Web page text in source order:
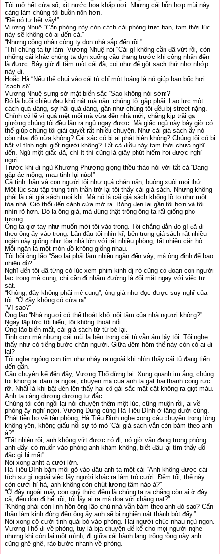
Tôi mở hết cửa sổ, xịt nước hoa khắp nơi. Nhưng cái hỗn hợp mùi này
càng làm chúng tôi buồn nôn hơn.
“Để nó tự hết vậy!”
Vương Nhuệ “Căn phòng này còn cách cái phòng trực ban, tạm thời lúc
này sẽ không có ai đến cả.”
“Nhưng công nhân công ty dọn nhà sắp đến rồi.”
“Thì chúng ta tự làm” Vương Nhuệ nói “Cái gì không cần đã vứt rồi, còn
những cái khác chúng ta dọn xuống cầu thang trước khi công nhân đến
là được. Bây giờ đi tắm một cái đã, coi như để gột sạch thứ nhơ nhớp
này đi.
Hoắc Hà “Nếu thế chui vào cái tủ chỉ một loáng là nó giúp bạn bốc hơi
‘sạch sẽ’”.
Vương Nhuệ sựng sờ mặt biến sắc “Sao không nói sớm?”
Đó là buổi chiều đau khổ nất mà năm chúng tôi gặp phải. Lao lực một
cách quá đáng, sợ hãi quá đáng, gần như chúng tôi đều bị street nặng.
Chính có lẽ vì quá mệt mỏi mà vừa đến nhà mới, chẳng kịp trải ga
giường chúng tôi đều lăn ra ngủ ngay được. Mà giấc ngủ này bây giờ có
thể giúp chúng tôi giải quyết rất nhiều chuyện. Như cái giá sách ấy nó
còn nhai đồ nữa không? Cái xác có bị ai phát hiện không? Chúng tôi có bị
bắt vì tình nghi giết người không? Tất cả điều này tạm thời chưa nghĩ
đến. Ngủ một giấc đã, chí ít thì cũng là giây phút hiếm hoi được nghỉ
ngơi.
Trước khi đi ngủ Khương Phượng giọng thều thào nói với tất cả “Đang
gặp ác mộng, mau tỉnh lại nào!”
Cả tinh thần và con người tôi như quá chán nản, buông xuôi mọi thứ.
Một lúc sau tập trung tinh thần trờ lại tôi thấy cái giá sách. Nhưng không
phải là cái giá sách mọi khi. Mà nó là cái giá sách khổng lồ to như một
tòa nhà. Gió thổi đến cánh cửa mở ra. Bóng đen lại gần tôi hơn và tôi
nhìn rõ hơn. Đó là ông già, mà đúng thật trông ông ta rất giống pho
tượng.
Ông ta giơ tay như muốn mời tôi vào trong. Tôi chẳng đắn đo gì đã đi
theo ông ấy vào trong. Lần đầu tôi nhìn kĩ, bên trong giá sách rất nhiều
ngăn này giống như tòa nhà lớn với rất nhiều phòng, tất nhiều căn hộ.
Mỗi ngăn là một món đồ không giống nhau.
Tôi hỏi ông lão “Sao lại phải làm nhiều ngăn đến vậy, mà ông định để bao
nhiêu đồ?”
Nghĩ đến tôi đã từng có lúc xem phim kinh dị nó cũng có đoạn con người
lạc trong mê cung, chỉ cần đi nhầm đường là đối mặt ngay với việc tự
sát.
“Không, đây không phải mê cung”, ông già như đọc được suy nghĩ của
tôi. “Ở đây không có cửa ra”.
“Vì sao?”
Ông lão “Nhà ngươi có thể thoát khỏi nội tâm của nhà ngươi không?”
Ngay lập tức tôi hiểu, tôi không thoát nổi.
Ông lão biến mất, cái giá sách từ từ bé lại.
Tỉnh cơn mê nhưng cái mùi lạ bên trong cái tủ vẫn ám lấy tôi. Tôi nghe
thấy như có tiếng bước chân người. Giữa đêm hôm thế này còn có ai đi
lại?
Tôi nghe ngóng con tim như nhảy ra ngoài khi nhìn thấy cái tủ đang tiến
đến gần.
Câu chuyện kể đến đây, Vương Thổ dừng lại. Xung quanh im ắng, chúng
tôi không ai dám ra ngoài, chuyện ma của anh ta gặt hái thành công rực
rỡ. Nhất là khi bật đèn lên thấy hai cô gái sắc mặt cặt không ra giọt máu.
Anh ta càng dương dương tự đắc.
Chúng tôi còn ngồi lại nói chuyện thêm một lúc, cũng muộn rồi, ai về
phòng ấy nghỉ ngơi. Vương Dung cùng Hà Tiểu Đình ở tầng dưới cùng.
Phải tiễn họ về tận phòng, Hà Tiểu Đình nghe xong câu chuyện trong lòng
không yên, không giấu nổi sự tò mò “Cái giá sách vẫn còn bám theo anh
à?”
“Tất nhiên rồi, anh không vứt được nó đi, nó giờ vẫn đang trong phòng
anh đấy, có muốn vào phòng anh khám không, biết đâu lại tìm thấy đồ
đặc gì bị mất”.
Nói xong anht a cười lớn.
Hà Tiểu Đình bặm môi gõ vào đầu anh ta một cái “Anh không được cái
tích sự gì ngoài việc lấy người khác ra làm trò cười. Đêm tối, thế này
còn cười hỉ hả, anh không còn chút lương tâm nào à?”
“Ở đây ngoài mấy con quỷ thức đêm là chúng ta ra chẳng còn ai ở đây
cả, đều dọn đi hết rồi, tôi lấy ai ra mà dọa với chẳng nạt?”
“Không phải còn linh hồn ông lão chủ nhà vẫn bám theo anh đó sao? Cẩn
thận làm kinh động đến ông ấy anh sẽ bị nghiền nát thành bột đấy.”
Nói xong cô cười tinh quái bỏ vào phòng. Hai người chúc nhau ngủ ngon.
Vương Thổ đi về phòng, tuy là bịa chuyện để kể cho mọi người nghe
nhưng khi còn lại một mình, đi giữa cái hành lang trống rỗng này anh
cũng ghê ghê, rảo bước nhanh về phòng.